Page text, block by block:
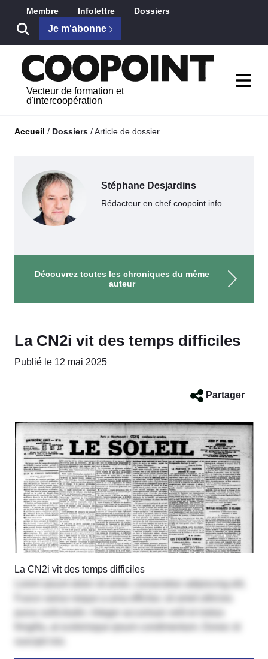
Saut au contenu principal
Membre Infolettre Dossiers
Je m'abonne
Vecteur de formation et
d'intercoopération
Accueil / Dossiers /Article de dossier
Stéphane Desjardins
Rédacteur en chef coopoint.info
Découvrez toutes les chroniques du même
auteur
La CN2i vit des temps difficiles
Publié le 12 mai 2025
Partager
La CN2i vit des temps difficiles
Lorem ipsum dolor sit amet, consectetur adipiscing elit.
Fusce varius neque a urna efficitur, sit amet ultricies
purus sollicitudin. Integer accumsan velit et metus
fringilla, at scelerisque ipsum condimentum. Donec id